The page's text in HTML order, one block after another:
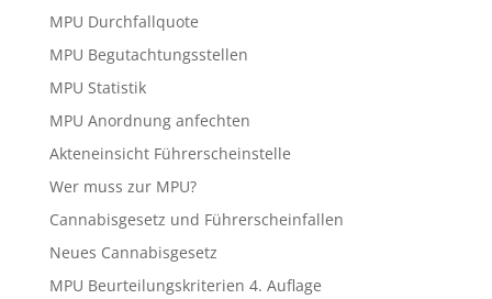
MPU Durchfallquote
MPU Begutachtungsstellen
MPU Statistik
MPU Anordnung anfechten
Akteneinsicht Führerscheinstelle
Wer muss zur MPU?
Cannabisgesetz und Führerscheinfallen
Neues Cannabisgesetz
MPU Beurteilungskriterien 4. Auflage